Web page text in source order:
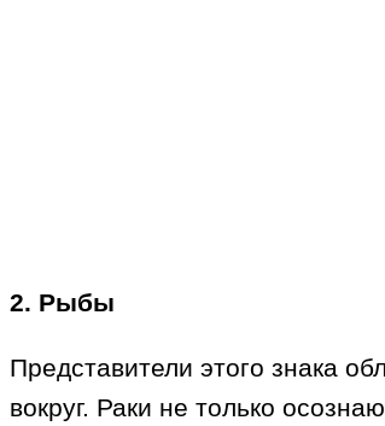
2. Рыбы
Представители этого знака
вокруг. Раки не только